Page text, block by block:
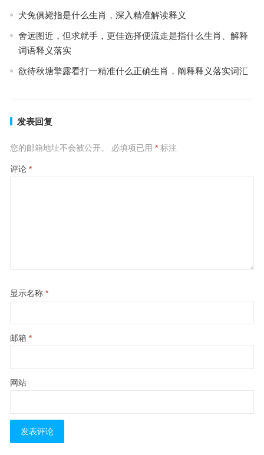
犬兔俱毙指是什么生肖，深入精准解读释义
舍远图近，但求就手，更佳选择便流走是指什么生肖、解释
词语释义落实
欲待秋塘擎露看打一精准什么正确生肖，阐释释义落实词汇
发表回复
您的邮箱地址不会被公开。 必填项已用 *标注
评论 *
显示名称 *
邮箱 *
网站